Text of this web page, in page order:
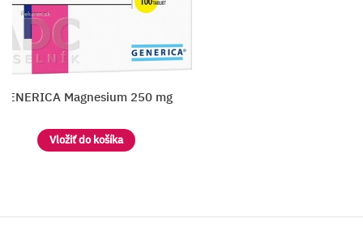
GENERICA Magnesium 250 mg
Vložiť do košíka